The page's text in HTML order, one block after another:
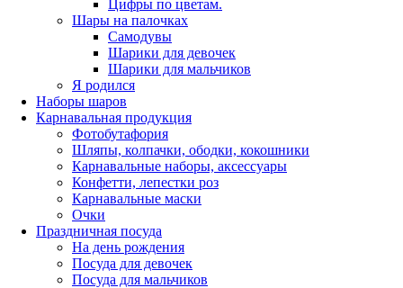
Цифры по цветам.
Шары на палочках
Самодувы
Шарики для девочек
Шарики для мальчиков
Я родился
Наборы шаров
Карнавальная продукция
Фотобутафория
Шляпы, колпачки, ободки, кокошники
Карнавальные наборы, аксессуары
Конфетти, лепестки роз
Карнавальные маски
Очки
Праздничная посуда
На день рождения
Посуда для девочек
Посуда для мальчиков